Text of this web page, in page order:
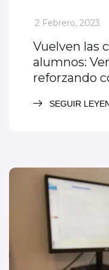
_
2 Febrero, 2023
Vuelven las
alumnos:
reforzando
SEGUIR